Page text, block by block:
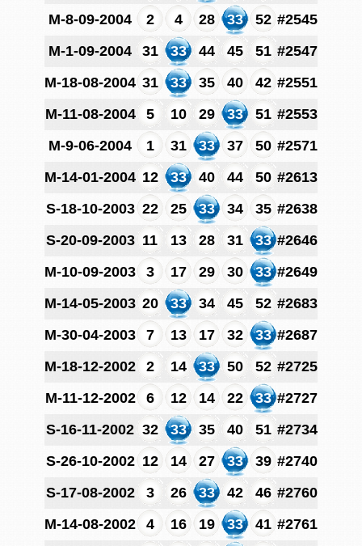
M-8-09-2004
2 4 28 33 52 #2545
M-1-09-2004
31 33 44 45 51 #2547
M-18-08-2004 31 33 35 40 42 #2551
M-11-08-2004
5 10 29 33 51 #2553
M-9-06-2004
1 31 33 37 50 #2571
M-14-01-2004 12 33 40 44 50 #2613
S-18-10-2003 22 25 33 34 35 #2638
S-20-09-2003 11 13 28 31 33 #2646
M-10-09-2003
3 17 29 30 33 #2649
M-14-05-2003 20 33 34 45 52 #2683
M-30-04-2003
7 13 17 32 33 #2687
M-18-12-2002
2 14 33 50 52 #2725
M-11-12-2002
6 12 14 22 33 #2727
S-16-11-2002 32 33 35 40 51 #2734
S-26-10-2002 12 14 27 33 39 #2740
S-17-08-2002
3 26 33 42 46 #2760
M-14-08-2002
4 16 19 33 41 #2761